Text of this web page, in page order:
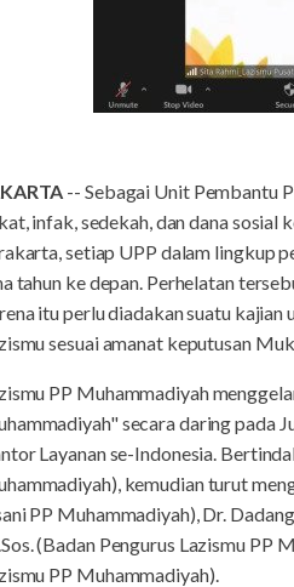
-- Sebagai Unit Pembantu
infak, sedekah, dan dana
setiap UPP dalam lingkup
tahun ke depan. Perhelatan
itu perlu diadakan suatu kajian
sesuai amanat keputusan
PP Muhammadiyah
secara daring pada
Layanan se-Indonesia.
kemudian turut
PP Muhammadiyah), Dr.
(Badan Pengurus Lazismu PP
PP Muhammadiyah).